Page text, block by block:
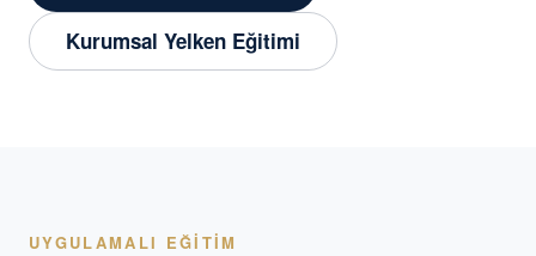
Kurumsal Yelken Eğitimi
UYGULAMALI EĞITIM